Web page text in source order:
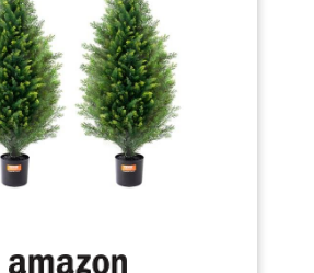
Assurez-vous de couper les
juste au-dessus du nouveau
maintenir la santé et la forme de la
angustifolia Munstead est le
votre balcon ou terrasse, avec ses
fleurs violettes et bleues et son
et reste résistante à l'hiver
pour un plaisir durable. Lavandula
Munstead est non seulement un